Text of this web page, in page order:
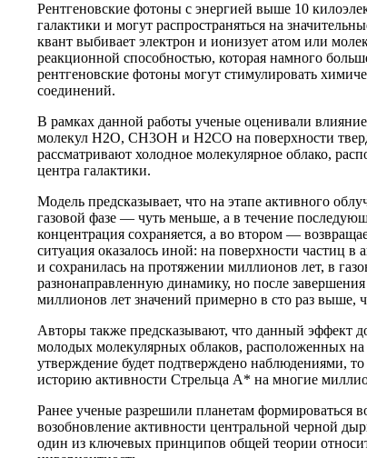
Рентгеновские фотоны с энергией выше 10
галактики и могут распространяться на
квант выбивает электрон и ионизует атом или
реакционной способностью, которая намного
рентгеновские фотоны могут стимулировать
соединений.
В рамках данной работы ученые оценивали
молекул H2O, CH3OH и H2CO на поверхности
рассматривают холодное молекулярное облако,
центра галактики.
Модель предсказывает, что на этапе активного
газовой фазе — чуть меньше, а в течение
концентрация сохраняется, а во втором —
ситуация оказалось иной: на поверхности частиц в
и сохранилась на протяжении миллионов лет, в
разнонаправленную динамику, но после завершения
миллионов лет значений примерно в сто раз выше,
Авторы также предсказывают, что данный эффект
молодых молекулярных облаков, расположенных на
утверждение будет подтверждено наблюдениями,
историю активности Стрельца A* на многие
Ранее ученые разрешили планетам формироваться
возобновление активности центральной черной
один из ключевых принципов общей теории